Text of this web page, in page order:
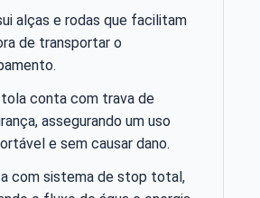
alças e rodas que facilitam
de transportar o
conta com trava de
assegurando um uso
e sem causar dano.
com sistema de stop total,